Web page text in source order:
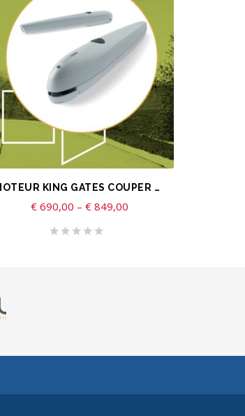
CHOIX DES OPTIONS MOTEUR KING GATES COUPER 24 – PORTAIL BATTANT
€ 690,00 – € 849,00